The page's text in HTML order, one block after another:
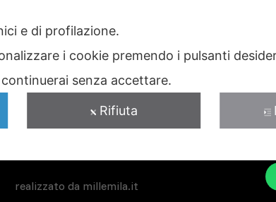
MARCHI
realizzato da millemila.it
e di profilazione.
i cookie premendo i pulsanti
senza accettare.
Rifiuta